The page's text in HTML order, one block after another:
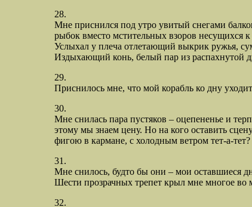
28.
Мне приснился под утро увитый снегами
рыбок вместо мстительных взоров несущихся к
Услыхал у плеча отлетающий выкрик ружья,
Издыхающий конь, белый пар из распахнутой
29.
Приснилось мне, что мой корабль ко дну
30.
Мне снилась пара пустяков – оцепененье и
этому мы знаем цену. Но на кого оставить
фигою в кармане, с холодным ветром тет-а-тет?
31.
Мне снилось, будто бы они – мои оставшиеся
Шести прозрачных трепет крыл мне многое во
32.